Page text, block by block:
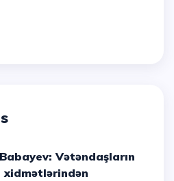
xidmətlərindən